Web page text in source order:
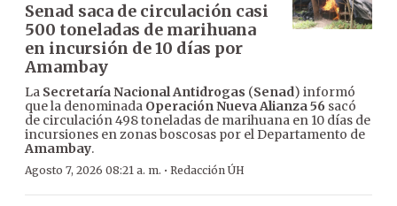
Senad saca de circulación casi
500 toneladas de marihuana
en incursión de 10 días por
Amambay
La Secretaría Nacional Antidrogas (Senad) informó
que la denominada Operación Nueva Alianza 56 sacó
de circulación 498 toneladas de marihuana en 10 días de
incursiones en zonas boscosas por el Departamento de
Amambay.
Agosto 7, 2026 08:21 a. m. · Redacción ÚH